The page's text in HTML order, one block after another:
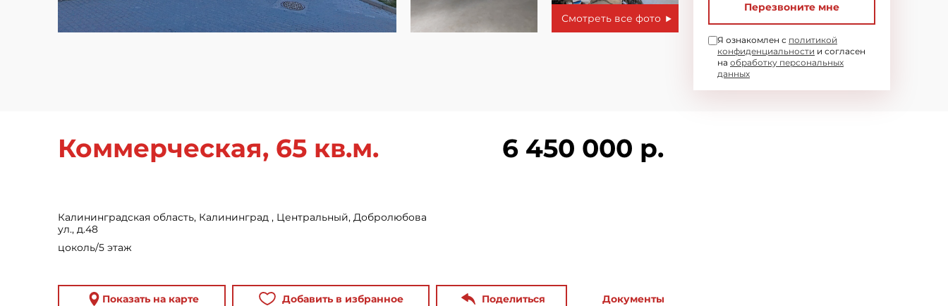
Смотреть все фото
Перезвоните мне
Я ознакомлен с политикой
конфиденциальности и согласен
на обработку персональных
данных
Коммерческая, 65 кв.м.
Калининградская область, Калининград , Центральный, Добролюбова
ул., д.48
цоколь/5 этаж
6 450 000 р.
Показать на карте Добавить в избранное Поделиться Документы